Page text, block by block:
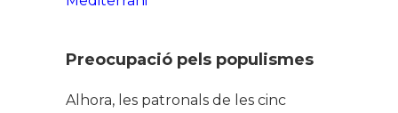
Preocupació pels populismes
Alhora, les patronals de les cinc